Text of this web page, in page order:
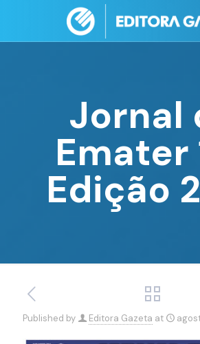
Jornal
Emater
Edição
Published by Editora Gazeta at